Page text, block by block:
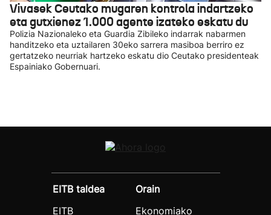
Vivasek Ceutako mugaren kontrola indartzeko
eta gutxienez 1.000 agente izateko eskatu du
Polizia Nazionaleko eta Guardia Zibileko indarrak nabarmen
handitzeko eta uztailaren 30eko sarrera masiboa berriro ez
gertatzeko neurriak hartzeko eskatu dio Ceutako presidenteak
Espainiako Gobernuari.
EITB taldea
EITB
Orain
Ekonomiako